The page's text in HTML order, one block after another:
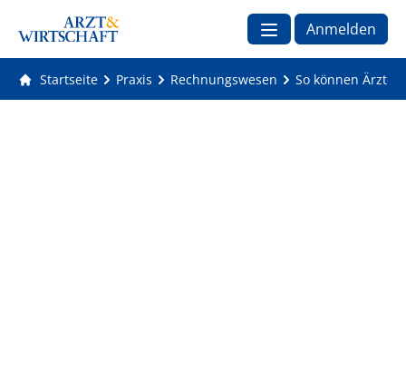
Anmelden
Startseite Praxis Rechnungswesen So können Ärzte